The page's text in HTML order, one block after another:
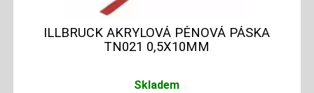
ILLBRUCK AKRYLOVÁ PĚNOVÁ PÁSKA
TN021 0,5X10MM
Skladem